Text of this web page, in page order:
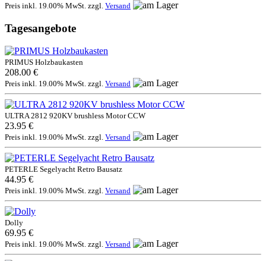
Preis inkl. 19.00% MwSt. zzgl. Versand
Tagesangebote
PRIMUS Holzbaukasten
208.00 €
Preis inkl. 19.00% MwSt. zzgl. Versand
ULTRA 2812 920KV brushless Motor CCW
23.95 €
Preis inkl. 19.00% MwSt. zzgl. Versand
PETERLE Segelyacht Retro Bausatz
44.95 €
Preis inkl. 19.00% MwSt. zzgl. Versand
Dolly
69.95 €
Preis inkl. 19.00% MwSt. zzgl. Versand